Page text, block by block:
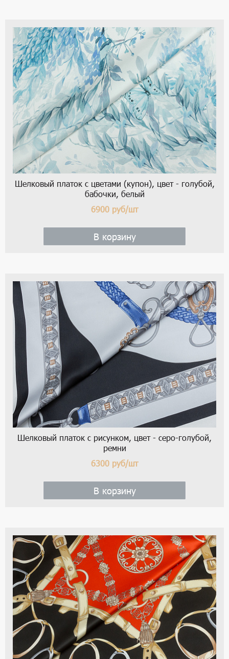
1 / 6
Шелковый платок с цветами (купон), цвет - голубой,
бабочки, белый
6900 руб/шт
В корзину
1 / 6
Шелковый платок с рисунком, цвет - серо-голубой,
ремни
6300 руб/шт
В корзину
1 / 6